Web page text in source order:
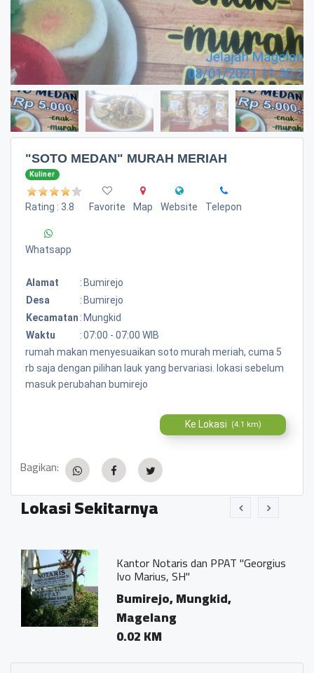
"SOTO MEDAN" MURAH MERIAH
Kuliner
Rating : 3.8 Favorite Map Website Telepon
Whatsapp
Alamat : Bumirejo
Desa
: Bumirejo
Kecamatan : Mungkid
Waktu
:07:00 - 07:00 WIB
rumah makan menyesuaikan soto murah meriah, cuma 5
rb saja dengan pilihan lauk yang bervariasi. lokasi sebelum
masuk perubahan bumirejo
Ke Lokasi (4.1 km)
Bagikan:
Lokasi Sekitarnya
Kantor Notaris dan PPAT "Georgius
Ivo Marius, SH"
Bumirejo, Mungkid,
Magelang
0.02 KM